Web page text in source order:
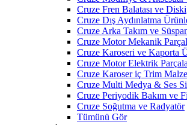
Cruze Fren Balatası ve Diski
Cruze Dış Aydınlatma
Cruze Arka Takım ve
Cruze Motor Mekanik
Cruze Karoseri ve Kaporta
Cruze Motor Elektrik
Cruze Karoser iç Trim
Cruze Multi Medya & Ses
Cruze Periyodik Bakım ve
Cruze Soğutma ve Radyatör
Tümünü Gör